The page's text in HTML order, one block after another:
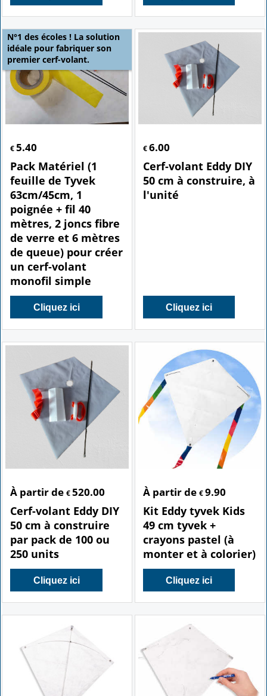
N°1 des écoles ! La solution
idéale pour fabriquer son
premier cerf-volant.
€ 5.40
Pack Matériel (1
feuille de Tyvek
63cm/45cm, 1
poignée + fil 40
mètres, 2 joncs fibre
de verre et 6 mètres
de queue) pour créer
un cerf-volant
monofil simple
Cliquez ici
€6.00
Cerf-volant Eddy DIY
50 cm à construire, à
l'unité
Cliquez ici
À partir de € 520.00
Cerf-volant Eddy DIY
50 cm à construire
par pack de 100 ou
250 units
Cliquez ici
À partir de €9.90
Kit Eddy tyvek Kids
49 cm tyvek +
crayons pastel (à
monter et à colorier)
Cliquez ici